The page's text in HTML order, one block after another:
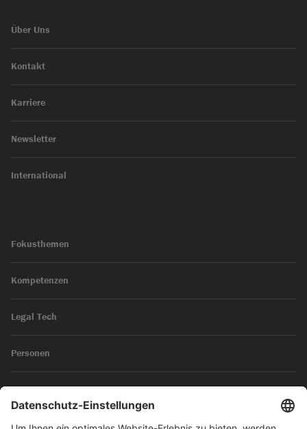
Über Uns
Kontakt
Karriere
Newsletter
International
Fokusthemen
Kompetenzen
Legal Tech
Personen
News